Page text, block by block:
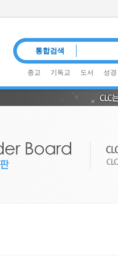
통합검색
종교 기독교 도서 성경